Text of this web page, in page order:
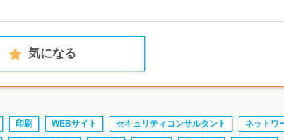
気になる
印刷 WEBサイト セキュリティコンサルタント ネットワ